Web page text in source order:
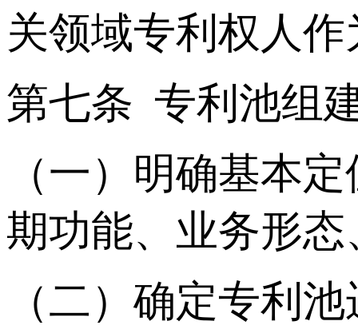
关领域专利权人
第七条 专利池组
（一）明确基本
期功能、业务形
（二）确定专利